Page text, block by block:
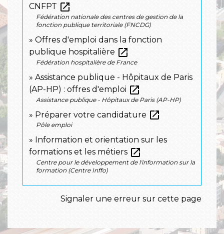
CNFPT open_in_new
Fédération nationale des centres de gestion de la
fonction publique territoriale (FNCDG)
Offres d'emploi dans la fonction
publique hospitalière open_in_new
Fédération hospitalière de France
Assistance publique - Hôpitaux de Paris
(AP-HP) : offres d'emploi open_in_new
Assistance publique - Hôpitaux de Paris (AP-HP)
Préparer votre candidature open_in_new
Pôle emploi
Information et orientation sur les
formations et les métiers open_in_new
Centre pour le développement de l'information sur la
formation (Centre Inffo)
Signaler une erreur sur cette page